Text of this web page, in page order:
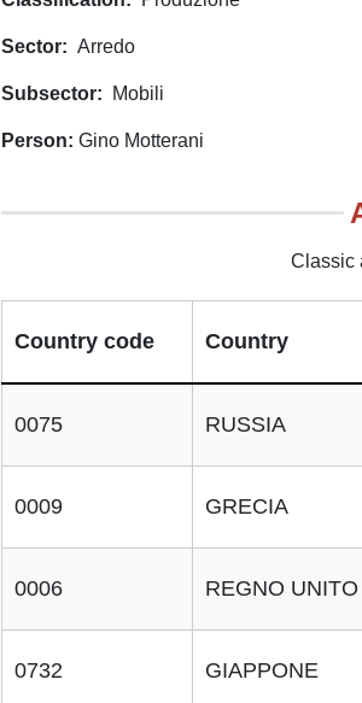
Sector Arredo
Subsector Mobili
Person Gino Motterani
Classic
Country code Country
0075 RUSSIA
0009 GRECIA
0006 REGNO UNITO
0732 GIAPPONE